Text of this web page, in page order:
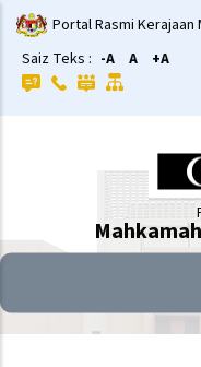
Langkau
ke
kandungan
utama
Portal Rasmi Kerajaan
Saiz Teks : -A A +A